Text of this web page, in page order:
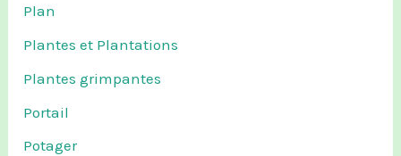
Plan
Plantes et Plantations
Plantes grimpantes
Portail
Potager